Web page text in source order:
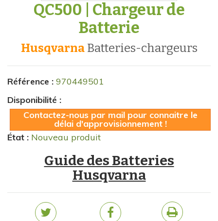
QC500 | Chargeur de
Batterie
Husqvarna batteries-chargeurs
Référence : 970449501
Disponibilité :
Contactez-nous par mail pour connaitre le
délai d'approvisionnement !
État : Nouveau produit
Guide des Batteries
Husqvarna